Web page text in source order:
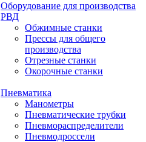
Оборудование для производства
РВД
Обжимные станки
Прессы для общего
производства
Отрезные станки
Окорочные станки
Пневматика
Манометры
Пневматические трубки
Пневмораспределители
Пневмодроссели